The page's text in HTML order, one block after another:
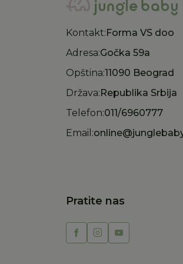
Kontakt: Forma VS doo
Adresa:Gočka 59a
Opština:11090 Beograd
Država: Republika Srbija
Telefon:011/6960777
Email:
Pratite nas